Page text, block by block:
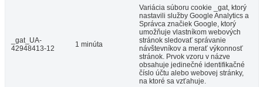
_gat_UA-
42948413-12
1 minúta
Variácia súboru cookie _gat, ktorý
nastavili služby Google Analytics a
Správca značiek Google, ktorý
umožňuje vlastníkom webových
stránok sledovať správanie
návštevníkov a merať výkonnosť
stránok. Prvok vzoru v názve
obsahuje jedinečné identifikačné
číslo účtu alebo webovej stránky,
na ktoré sa vzťahuje.